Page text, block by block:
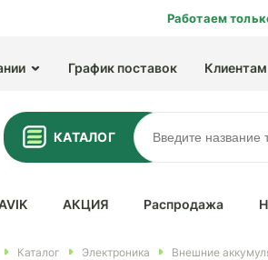
Работаем
График поставок Клиентам
КАТАЛОГ
АКЦИЯ Распродажа
Каталог Электроника Внешние